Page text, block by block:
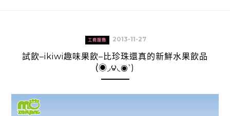
工商服務 2013-11-27
試飲–ikiwi趣味果飲–比珍珠還真的新鮮水果飲品
(́◉◞౪◟◉‵)